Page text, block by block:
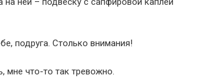
подруга. Столько внимания!
мне что-то так тревожно.